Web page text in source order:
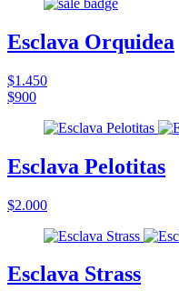
Esclava Orquidea
$1.450
$900
Esclava Pelotitas
$2.000
Esclava Strass